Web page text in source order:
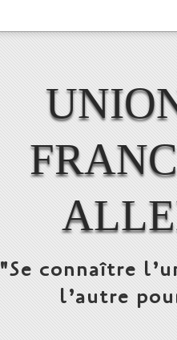
"Se connaître
l’autre